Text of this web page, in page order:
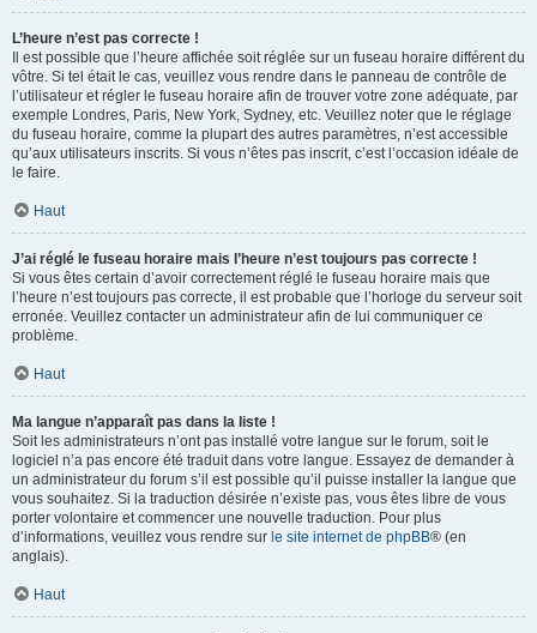
L’heure n’est pas correcte !
Il est possible que l’heure affichée soit réglée sur un fuseau horaire différent du
vôtre. Si tel était le cas, veuillez vous rendre dans le panneau de contrôle de
l’utilisateur et régler le fuseau horaire afin de trouver votre zone adéquate, par
exemple Londres, Paris, New York, Sydney, etc. Veuillez noter que le réglage
du fuseau horaire, comme la plupart des autres paramètres, n’est accessible
qu’aux utilisateurs inscrits. Si vous n’êtes pas inscrit, c’est l’occasion idéale de
le faire.
Haut
J’ai réglé le fuseau horaire mais l’heure n’est toujours pas correcte !
Si vous êtes certain d’avoir correctement réglé le fuseau horaire mais que
l’heure n’est toujours pas correcte, il est probable que l’horloge du serveur soit
erronée. Veuillez contacter un administrateur afin de lui communiquer ce
problème.
Haut
Ma langue n’apparaît pas dans la liste !
Soit les administrateurs n’ont pas installé votre langue sur le forum, soit le
logiciel n’a pas encore été traduit dans votre langue. Essayez de demander à
un administrateur du forum s’il est possible qu’il puisse installer la langue que
vous souhaitez. Si la traduction désirée n’existe pas, vous êtes libre de vous
porter volontaire et commencer une nouvelle traduction. Pour plus
d’informations, veuillez vous rendre sur le site internet de phpBB® (en
anglais).
Haut